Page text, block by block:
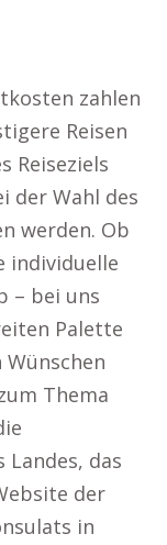
zahlen
Reisen
Reiseziels
der Wahl des
werden. Ob
individuelle
– bei uns
Palette
Thema
das
der
in